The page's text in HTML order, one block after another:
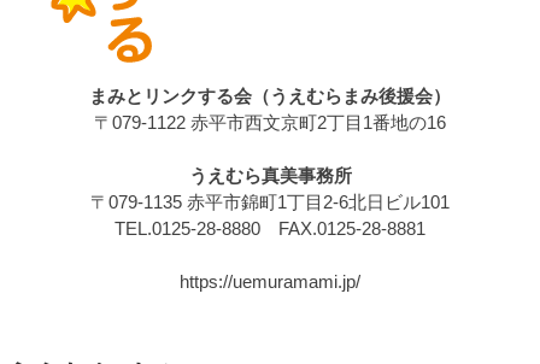
まみとリンクする会（うえむらまみ後援会）
〒079-1122 赤平市西文京町2丁目1番地の16
うえむら真美事務所
〒079-1135 赤平市錦町1丁目2-6北日ビル101
TEL.0125-28-8880 FAX.0125-28-8881
https://uemuramami.jp/